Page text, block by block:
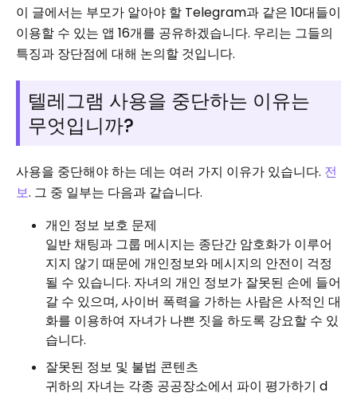
이 글에서는 부모가 알아야 할 Telegram과 같은 10대들이
이용할 수 있는 앱 16개를 공유하겠습니다. 우리는 그들의
특징과 장단점에 대해 논의할 것입니다.
텔레그램 사용을 중단하는 이유는
무엇입니까?
사용을 중단해야 하는 데는 여러 가지 이유가 있습니다. 전
보. 그 중 일부는 다음과 같습니다.
개인 정보 보호 문제
일반 채팅과 그룹 메시지는 종단간 암호화가 이루어
지지 않기 때문에 개인정보와 메시지의 안전이 걱정
될 수 있습니다. 자녀의 개인 정보가 잘못된 손에 들어
갈 수 있으며, 사이버 폭력을 가하는 사람은 사적인 대
화를 이용하여 자녀가 나쁜 짓을 하도록 강요할 수 있
습니다.
잘못된 정보 및 불법 콘텐츠
귀하의 자녀는 각종 공공장소에서 파이 평가하기 d